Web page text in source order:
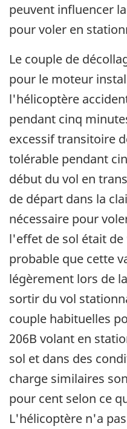
peuvent influencer
pour voler en
Le couple de
pour le moteur
l'hélicoptère
pendant cinq
excessif transitoire
tolérable pendant
début du vol en
de départ dans la
nécessaire pour
l'effet de sol était
probable que cette
légèrement lors de
sortir du vol
couple habituelles
206B volant en
sol et dans des
charge similaires
pour cent selon ce
L'hélicoptère n'a